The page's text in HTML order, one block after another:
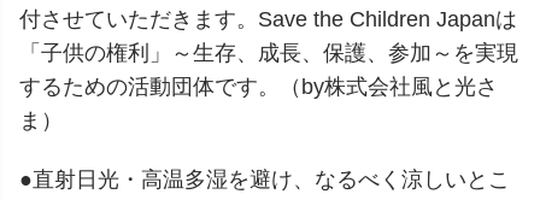
付させていただきます。Save the Children Japanは
「子供の権利」～生存、成長、保護、参加～を実現
するための活動団体です。（by株式会社風と光さ
ま）
●直射日光・高温多湿を避け、なるべく涼しいとこ